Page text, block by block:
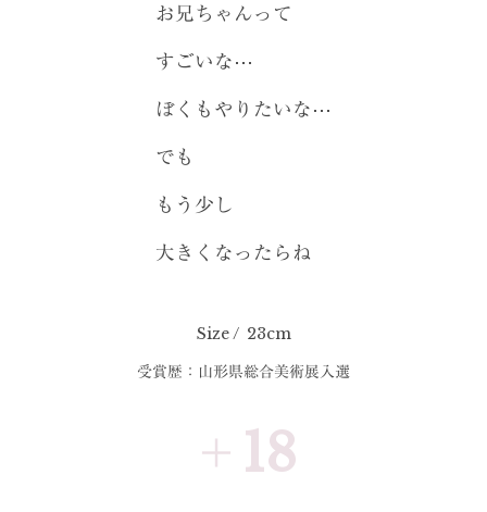
お兄ちゃんって
すごいな⋯
ぼくもやりたいな⋯
でも
もう少し
大きくなったらね
23cm
受賞歴：山形県総合美術展入選
＋18